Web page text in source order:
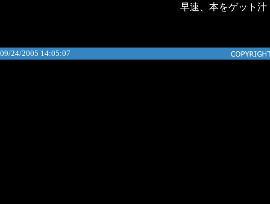
早速、本をゲット汁
09/24/2005 14:05:07